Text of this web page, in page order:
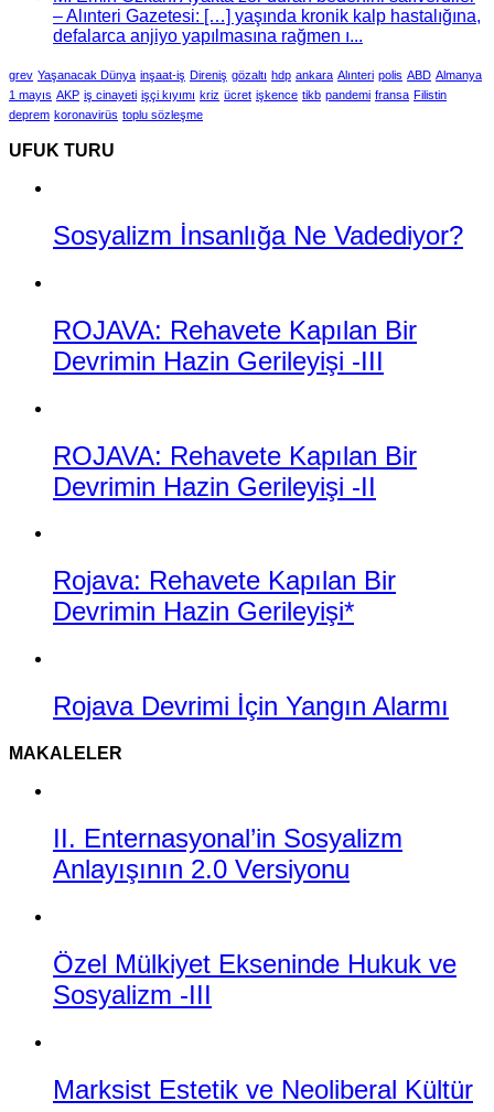
– Alınteri Gazetesi: […] yaşında kronik kalp hastalığına,
defalarca anjiyo yapılmasına rağmen ı...
grev Yaşanacak Dünya inşaat-iş Direniş gözaltı hdp ankara Alınteri polis ABD Almanya
1 mayıs AKP iş cinayeti işçi kıyımı kriz ücret işkence tikb pandemi fransa Filistin
deprem koronavirüs toplu sözleşme
UFUK TURU
Sosyalizm İnsanlığa Ne Vadediyor?
ROJAVA: Rehavete Kapılan Bir
Devrimin Hazin Gerileyişi -III
ROJAVA: Rehavete Kapılan Bir
Devrimin Hazin Gerileyişi -II
Rojava: Rehavete Kapılan Bir
Devrimin Hazin Gerileyişi*
Rojava Devrimi İçin Yangın Alarmı
MAKALELER
II. Enternasyonal’in Sosyalizm
Anlayışının 2.0 Versiyonu
Özel Mülkiyet Ekseninde Hukuk ve
Sosyalizm -III
Marksist Estetik ve Neoliberal Kültür